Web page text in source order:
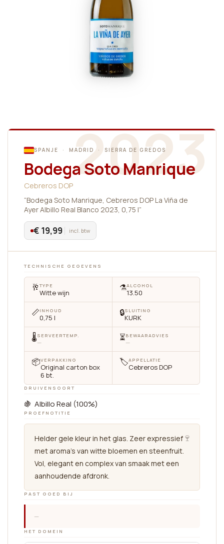
2023
SPANJE · MADRID · SIERRA DE GREDOS
Bodega Soto Manrique
Cebreros DOP
“Bodega Soto Manrique, Cebreros DOP La Viña de
Ayer Albillo Real Blanco 2023, 0,75 l”
€ 19,99 incl. btw
TECHNISCHE GEGEVENS
🥂 TYPE
Witte wijn ⚗️ALCOHOL
13.50
📏INHOUD
0,75 l 🔒SLUITING
KURK
🌡SERVEERTEMP.
— ⏳BEWAARADVIES
—
📦VERPAKKING
Original carton box
6 bt.
🏷APPELLATIE
Cebreros DOP
DRUIVENSOORT
🍇 Albillo Real (100%)
PROEFNOTITIE
🍷
Helder gele kleur in het glas. Zeer expressief
met aroma's van witte bloemen en steenfruit.
Vol, elegant en complex van smaak met een
aanhoudende afdronk.
PAST GOED BIJ
—
HET DOMEIN